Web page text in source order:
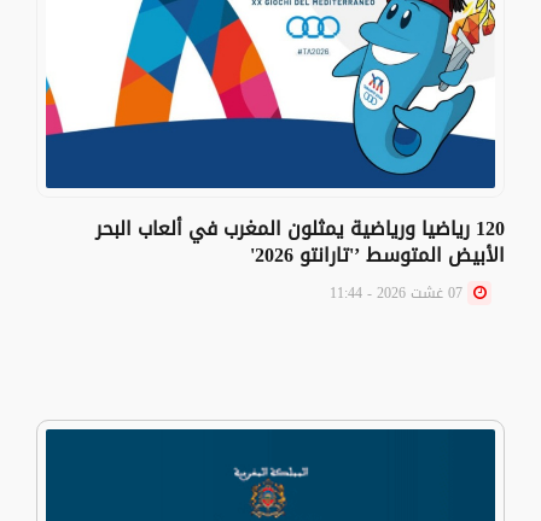
120 رياضيا ورياضية يمثلون المغرب في ألعاب البحر
الأبيض المتوسط ’'تارانتو 2026'